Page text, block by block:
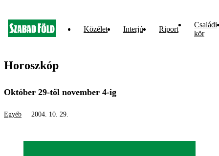
Közélet Interjú Riport
Családi
kör
Horoszkóp
Október 29-től november 4-ig
Egyéb 2004. 10. 29.